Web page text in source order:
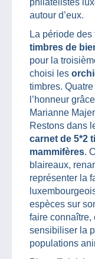
philatélistes
autour d’eux.
La période
timbres de
pour la
choisi les
timbres.
l’honneur
Marianne
Restons dans
carnet de 5*2
mammifères.
blaireaux,
représenter la
espèces sur
faire connaître,
sensibiliser la
populations